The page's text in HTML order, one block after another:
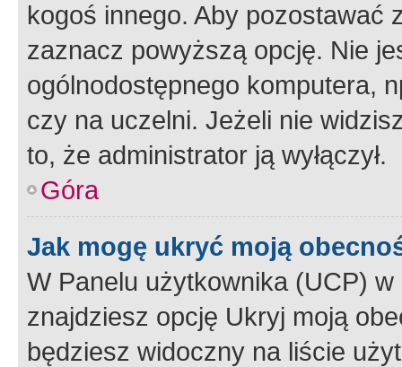
kogoś innego. Aby pozostawać
zaznacz powyższą opcję. Nie
ogólnodostępnego komputera,
czy na uczelni. Jeżeli nie
to, że administrator ją wyłączył.
Góra
Jak mogę ukryć moją
W Panelu użytkownika (UCP) w
znajdziesz opcję Ukryj moją
będziesz widoczny na liście